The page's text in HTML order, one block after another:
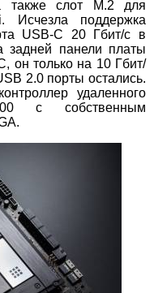
также слот M.2 для
Исчезла поддержка
USB-C 20 Гбит/с в
задней панели платы
он только на 10 Гбит/
2.0 порты остались.
удаленного
с собственным